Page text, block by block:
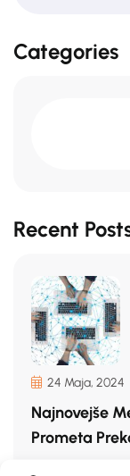
Categories
Recent
24 Maja, 2024
Najnovejše
Prometa